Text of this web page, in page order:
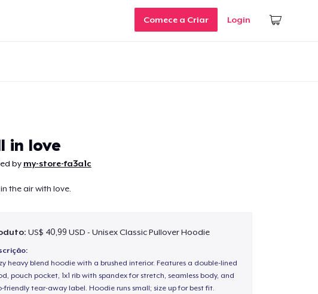
Comece a Criar Login
in love
by my-store-fa3a1c
the air with love.
US$ 40,99 USD - Unisex Classic Pullover Hoodie
heavy blend hoodie with a brushed interior. Features a double-lined
pouch pocket, 1x1 rib with spandex for stretch, seamless body, and
friendly tear-away label. Hoodie runs small; size up for best fit.